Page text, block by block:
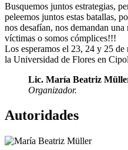
Busquemos juntos estrategias,
peleemos juntos estas batallas,
nos desafían, nos demandan
víctimas o somos cómplices!!!
Los esperamos el 23, 24 y 25
la Universidad de Flores en
Lic. María Beatriz
Organizador.
Autoridades